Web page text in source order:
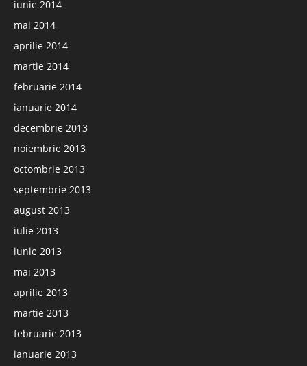
iunie 2014
mai 2014
aprilie 2014
martie 2014
februarie 2014
ianuarie 2014
decembrie 2013
noiembrie 2013
octombrie 2013
septembrie 2013
august 2013
iulie 2013
iunie 2013
mai 2013
aprilie 2013
martie 2013
februarie 2013
ianuarie 2013